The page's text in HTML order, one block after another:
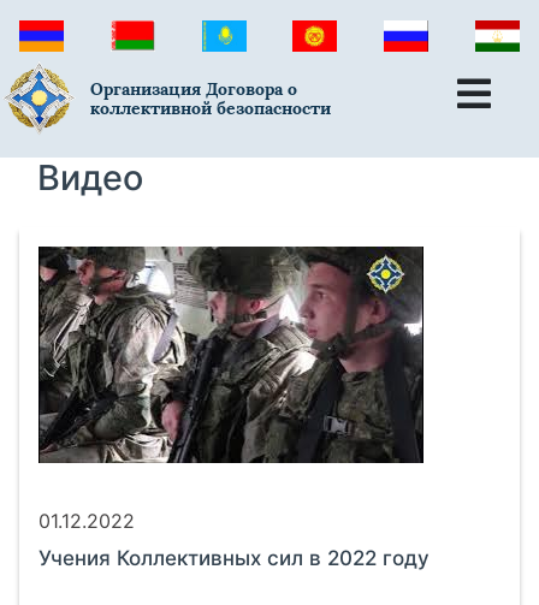
Организация Договора о
коллективной безопасности
Видео
01.12.2022
Учения Коллективных сил в 2022 году